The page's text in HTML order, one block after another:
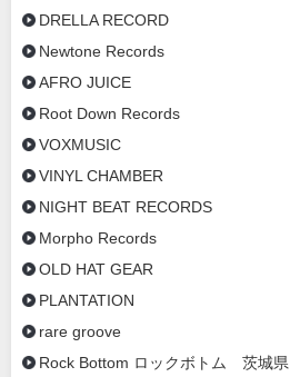
DRELLA RECORD
Newtone Records
AFRO JUICE
Root Down Records
VOXMUSIC
VINYL CHAMBER
NIGHT BEAT RECORDS
Morpho Records
OLD HAT GEAR
PLANTATION
rare groove
Rock Bottom ロックボトム 茨城県